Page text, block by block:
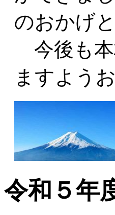
のおかげ
今後も本
ますよう
令和５年